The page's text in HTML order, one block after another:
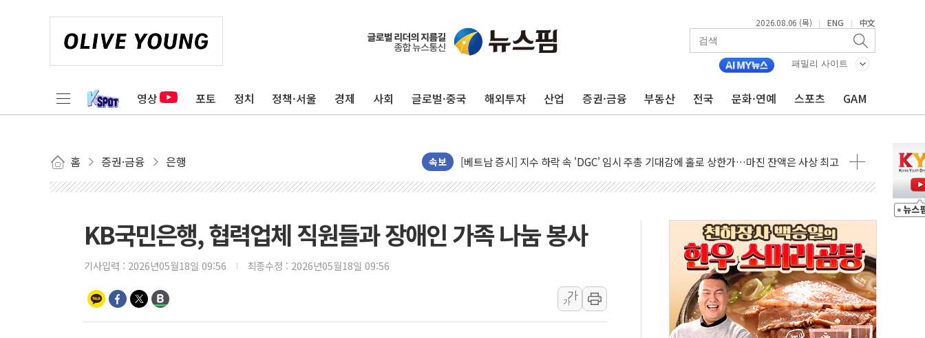
2026.08.06 (목) | ENG | 中文
패밀리 사이트
영상 포토 정치 정책·서울 경제 사회 글로벌·중국 해외투자 산업 증권·금융 부동산 전국 문화·연예 스포츠 GAM
홈 증권·금융 은행 속보
[인도증시] 중동 긴장 완화에 실적 호조까지, 상승...호실적 보고 기업 상승세 뚜렷
러, 1인칭시점 드론으로 우크라 민간인 '사파리' 공격… 시민들 공포감 극대화 전략
'월가의 황제' 다이먼 "금융시장 레버리지 위험수위…숨은 차입이 더 큰 변수"
양주 섬유염색공장서 화재 1명 중상…대응 1단계 진압 중
해군 1함대 창설 80주년…지역과 함께하는 '선봉'의 대민 봉사
[3보] 북, 원산서 동해로 단거리 탄도미사일 1발 발사… 올해 10번째·42일 만 도발
우크라 드론 전술, 중남미 콜롬비아에 새 안보 위기… 반군·마약카르텔이 습득해 전투 활용
동해해경, 독도 해상서 부유물 감긴 어선 구조
주한미군 "오산기지 누출, 백린 아닌 무해한 표면 부식 물질"
구미 폐염산처리업체서 불 2시간30여분만에 진화...외국인 노동자 숨져
KB국민은행, 협력업체 직원들과 장애인 가족 나눔 봉사
기사입력 : 2026년05월18일 09:56 최종수정 : 2026년05월18일 09:56
가
가